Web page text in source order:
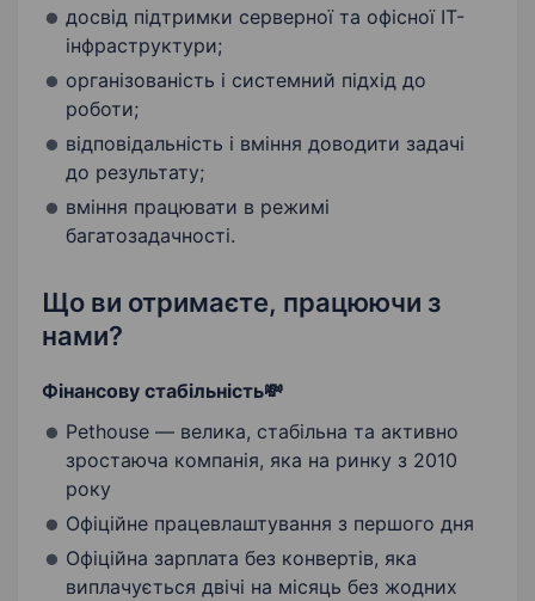
досвід підтримки серверної та офісної ІТ-
інфраструктури;
організованість і системний підхід до
роботи;
відповідальність і вміння доводити задачі
до результату;
вміння працювати в режимі
багатозадачності.
Що ви отримаєте, працюючи з
нами?
Фінансову стабільність💸
Pethouse — велика, стабільна та активно
зростаюча компанія, яка на ринку з 2010
року
Офіційне працевлаштування з першого дня
Офіційна зарплата без конвертів, яка
виплачується двічі на місяць без жодних